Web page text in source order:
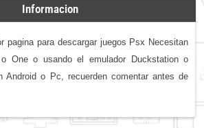
Informacion
pagina para descargar juegos Psx Necesitan
One o usando el emulador Duckstation o
Android o Pc, recuerden comentar antes de